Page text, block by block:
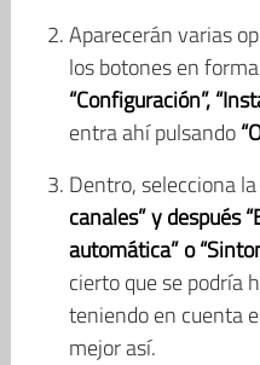
Aparecerán varias
los botones en
“Configuración”,
entra ahí pulsando
Dentro, selecciona la
canales” y después
automática” o
cierto que se podría
teniendo en cuenta
mejor así.